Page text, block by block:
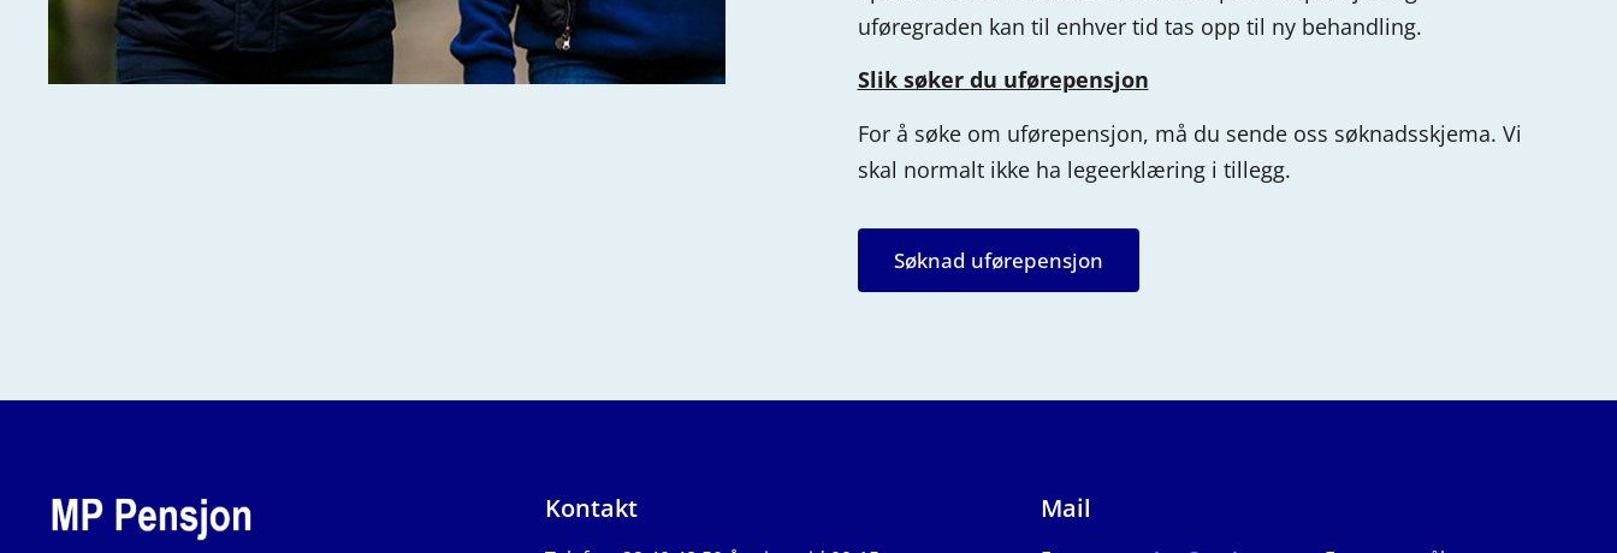
uføregraden kan til enhver tid tas opp til ny behandling.
Slik søker du uførepensjon
For å søke om uførepensjon, må du sende oss søknadsskjema. Vi
skal normalt ikke ha legeerklæring i tillegg.
Søknad uførepensjon
Kontakt Mail